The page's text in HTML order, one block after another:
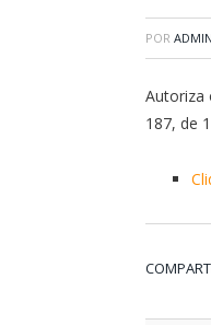
POR
Autoriza
187, de